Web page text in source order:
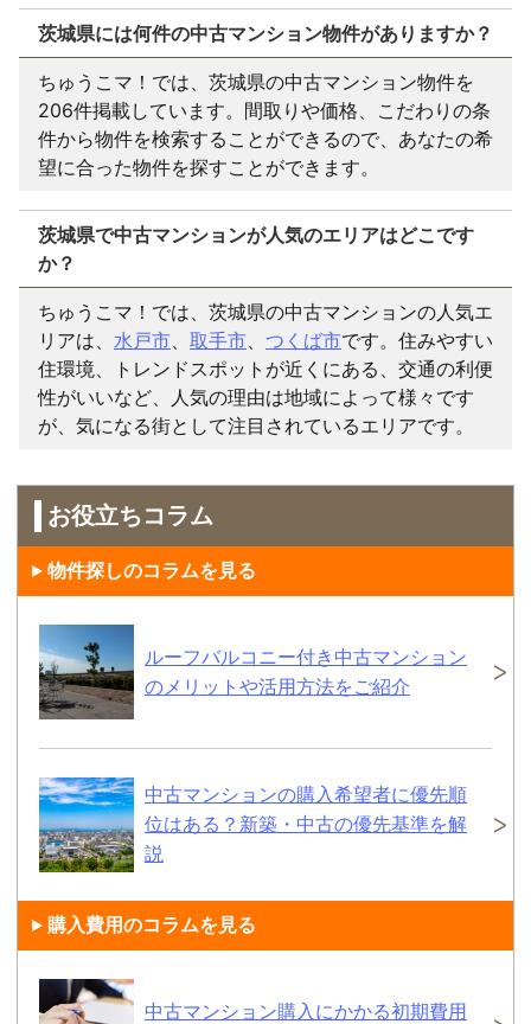
茨城県には何件の中古マンション物件がありますか？
ちゅうこマ！では、茨城県の中古マンション物件を
206件掲載しています。間取りや価格、こだわりの条
件から物件を検索することができるので、あなたの希
望に合った物件を探すことができます。
茨城県で中古マンションが人気のエリアはどこです
か？
ちゅうこマ！では、茨城県の中古マンションの人気エ
リアは、 水戸市 取手市 つくば市です。住みやすい
住環境、トレンドスポットが近くにある、交通の利便
性がいいなど、人気の理由は地域によって様々です
が、気になる街として注目されているエリアです。
お役立ちコラム
物件探しのコラムを見る
ルーフバルコニー付き中古マンション
のメリットや活用方法をご紹介
中古マンションの購入希望者に優先順
位はある？新築・中古の優先基準を解
説
購入費用のコラムを見る
中古マンション購入にかかる初期費用